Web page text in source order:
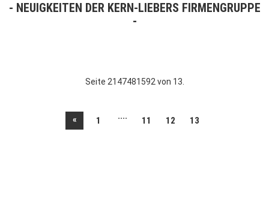
NEUIGKEITEN DER KERN-LIEBERS FIRMENGRUPPE
Seite 2147481592 von 13.
« 1 .... 11 12 13